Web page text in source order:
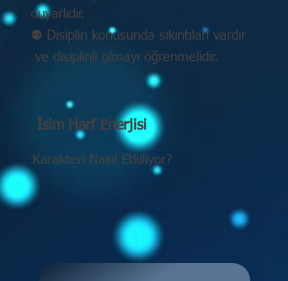
duyarlıdır.
⚉ Disiplin konusunda sıkıntıları vardır
ve disiplinli olmayı öğrenmelidir.
İsim Harf Enerjisi
Karakteri Nasıl Etkiliyor?